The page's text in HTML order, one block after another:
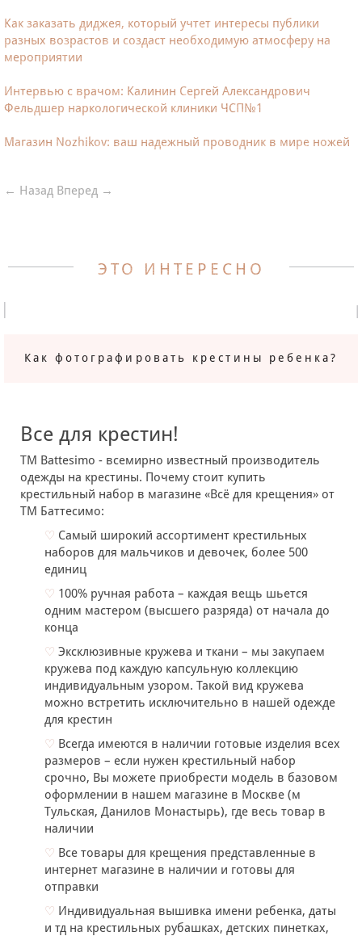
Как заказать диджея, который учтет интересы публики
разных возрастов и создаст необходимую атмосферу на
мероприятии
Интервью с врачом: Калинин Сергей Александрович
Фельдшер наркологической клиники ЧСП№1
Магазин Nozhikov: ваш надежный проводник в мире ножей
← Назад Вперед →
ЭТО ИНТЕРЕСНО
Как фотографировать крестины ребенка?
Все для крестин!
TM Battesimo - всемирно известный производитель
одежды на крестины. Почему стоит купить
крестильный набор в магазине «Всё для крещения» от
ТМ Баттесимо:
♡ Самый широкий ассортимент крестильных
наборов для мальчиков и девочек, более 500
единиц
♡ 100% ручная работа – каждая вещь шьется
одним мастером (высшего разряда) от начала до
конца
♡ Эксклюзивные кружева и ткани – мы закупаем
кружева под каждую капсульную коллекцию
индивидуальным узором. Такой вид кружева
можно встретить исключительно в нашей одежде
для крестин
♡ Всегда имеются в наличии готовые изделия всех
размеров – если нужен крестильный набор
срочно, Вы можете приобрести модель в базовом
оформлении в нашем магазине в Москве (м
Тульская, Данилов Монастырь), где весь товар в
наличии
♡ Все товары для крещения представленные в
интернет магазине в наличии и готовы для
отправки
♡ Индивидуальная вышивка имени ребенка, даты
и тд на крестильных рубашках, детских пинетках,